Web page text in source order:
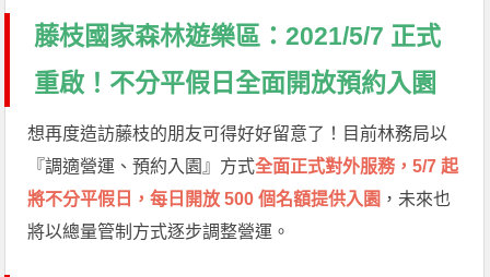
藤枝國家森林遊樂區：2021/5/7 正式
重啟！不分平假日全面開放預約入園
想再度造訪藤枝的朋友可得好好留意了！目前林務局以
『調適營運、預約入園』方式全面正式對外服務，5/7 起
將不分平假日，每日開放 500 個名額提供入園 ，未來也
將以總量管制方式逐步調整營運。